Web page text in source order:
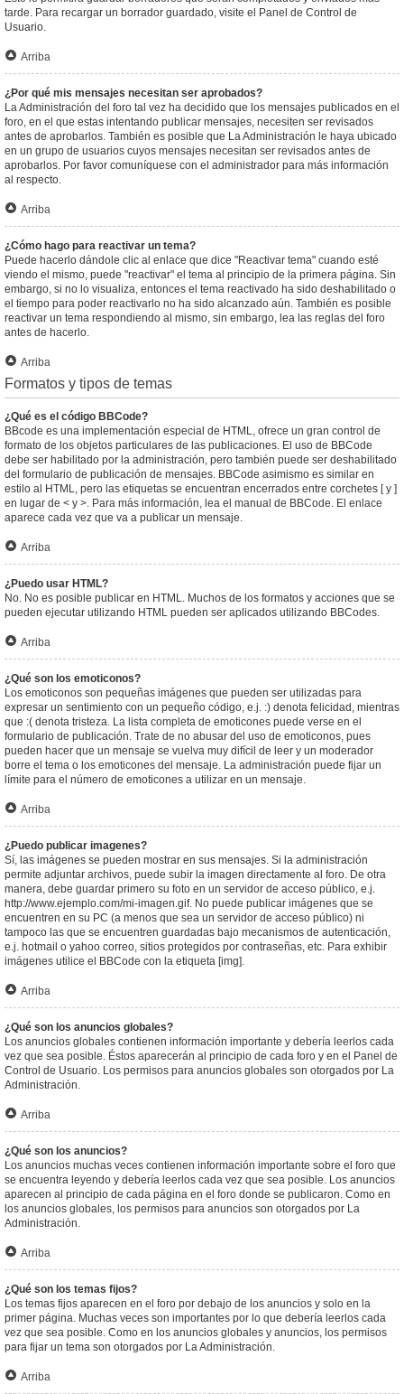
tarde. Para recargar un borrador guardado, visite el Panel de Control de
Usuario.
Arriba
¿Por qué mis mensajes necesitan ser aprobados?
La Administración del foro tal vez ha decidido que los mensajes publicados en el
foro, en el que estas intentando publicar mensajes, necesiten ser revisados
antes de aprobarlos. También es posible que La Administración le haya ubicado
en un grupo de usuarios cuyos mensajes necesitan ser revisados antes de
aprobarlos. Por favor comuníquese con el administrador para más información
al respecto.
Arriba
¿Cómo hago para reactivar un tema?
Puede hacerlo dándole clic al enlace que dice "Reactivar tema" cuando esté
viendo el mismo, puede "reactivar" el tema al principio de la primera página. Sin
embargo, si no lo visualiza, entonces el tema reactivado ha sido deshabilitado o
el tiempo para poder reactivarlo no ha sido alcanzado aún. También es posible
reactivar un tema respondiendo al mismo, sin embargo, lea las reglas del foro
antes de hacerlo.
Arriba
Formatos y tipos de temas
¿Qué es el código BBCode?
BBcode es una implementación especial de HTML, ofrece un gran control de
formato de los objetos particulares de las publicaciones. El uso de BBCode
debe ser habilitado por la administración, pero también puede ser deshabilitado
del formulario de publicación de mensajes. BBCode asimismo es similar en
estilo al HTML, pero las etiquetas se encuentran encerrados entre corchetes [ y ]
en lugar de < y >. Para más información, lea el manual de BBCode. El enlace
aparece cada vez que va a publicar un mensaje.
Arriba
¿Puedo usar HTML?
No. No es posible publicar en HTML. Muchos de los formatos y acciones que se
pueden ejecutar utilizando HTML pueden ser aplicados utilizando BBCodes.
Arriba
¿Qué son los emoticonos?
Los emoticonos son pequeñas imágenes que pueden ser utilizadas para
expresar un sentimiento con un pequeño código, e.j. :) denota felicidad, mientras
que :( denota tristeza. La lista completa de emoticones puede verse en el
formulario de publicación. Trate de no abusar del uso de emoticonos, pues
pueden hacer que un mensaje se vuelva muy difícil de leer y un moderador
borre el tema o los emoticones del mensaje. La administración puede fijar un
límite para el número de emoticones a utilizar en un mensaje.
Arriba
¿Puedo publicar imagenes?
Sí, las imágenes se pueden mostrar en sus mensajes. Si la administración
permite adjuntar archivos, puede subir la imagen directamente al foro. De otra
manera, debe guardar primero su foto en un servidor de acceso público, e.j.
http://www.ejemplo.com/mi-imagen.gif. No puede publicar imágenes que se
encuentren en su PC (a menos que sea un servidor de acceso público) ni
tampoco las que se encuentren guardadas bajo mecanismos de autenticación,
e.j. hotmail o yahoo correo, sitios protegidos por contraseñas, etc. Para exhibir
imágenes utilice el BBCode con la etiqueta [img].
Arriba
¿Qué son los anuncios globales?
Los anuncios globales contienen información importante y debería leerlos cada
vez que sea posible. Éstos aparecerán al principio de cada foro y en el Panel de
Control de Usuario. Los permisos para anuncios globales son otorgados por La
Administración.
Arriba
¿Qué son los anuncios?
Los anuncios muchas veces contienen información importante sobre el foro que
se encuentra leyendo y debería leerlos cada vez que sea posible. Los anuncios
aparecen al principio de cada página en el foro donde se publicaron. Como en
los anuncios globales, los permisos para anuncios son otorgados por La
Administración.
Arriba
¿Qué son los temas fijos?
Los temas fijos aparecen en el foro por debajo de los anuncios y solo en la
primer página. Muchas veces son importantes por lo que debería leerlos cada
vez que sea posible. Como en los anuncios globales y anuncios, los permisos
para fijar un tema son otorgados por La Administración.
Arriba